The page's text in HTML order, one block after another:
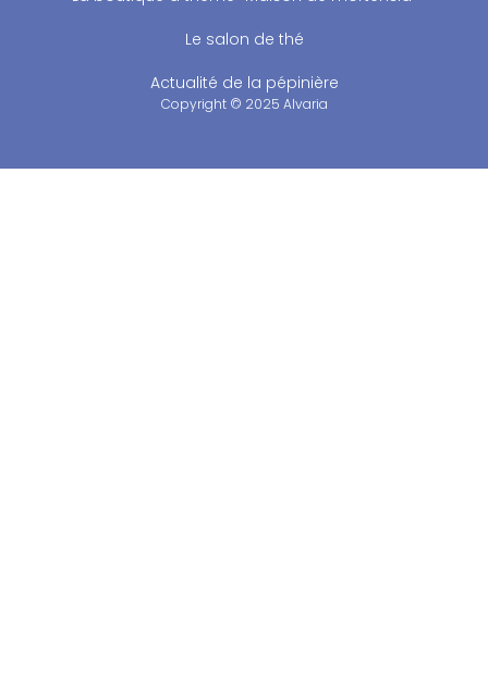
Le salon de thé
Actualité de la pépinière
Copyright © 2025 Alvaria